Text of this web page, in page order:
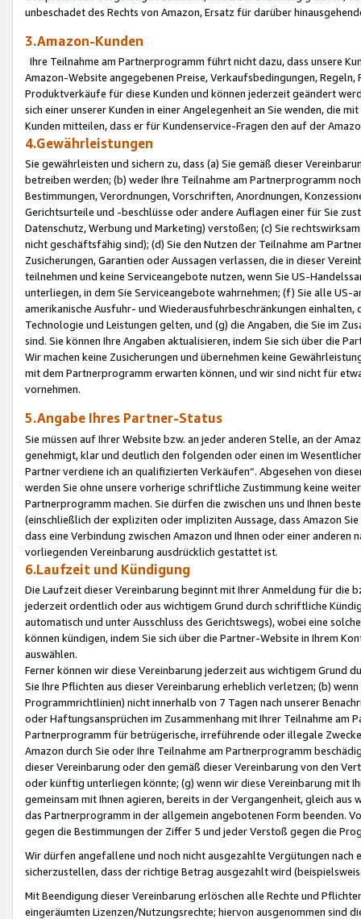
unbeschadet des Rechts von Amazon, Ersatz für darüber
3.Amazon-Kunden
Ihre Teilnahme am Partnerprogramm führt nicht dazu, dass unsere
Amazon-Website angegebenen Preise, Verkaufsbedingungen,
Produktverkäufe für diese Kunden und können jederzeit geändert
sich einer unserer Kunden in einer Angelegenheit an Sie wenden, die
Kunden mitteilen, dass er für Kundenservice-Fragen den auf der
4.Gewährleistungen
Sie gewährleisten und sichern zu, dass (a) Sie gemäß dieser
betreiben werden; (b) weder Ihre Teilnahme am Partnerprogramm
Bestimmungen, Verordnungen, Vorschriften, Anordnungen,
Gerichtsurteile und -beschlüsse oder andere Auflagen einer für Sie
Datenschutz, Werbung und Marketing) verstoßen; (c) Sie
nicht geschäftsfähig sind); (d) Sie den Nutzen der Teilnahme am
Zusicherungen, Garantien oder Aussagen verlassen, die in dieser
teilnehmen und keine Serviceangebote nutzen, wenn Sie US-
unterliegen, in dem Sie Serviceangebote wahrnehmen; (f) Sie alle
amerikanische Ausfuhr- und Wiederausfuhrbeschränkungen
Technologie und Leistungen gelten, und (g) die Angaben, die Sie im
sind. Sie können Ihre Angaben aktualisieren, indem Sie sich über die
Wir machen keine Zusicherungen und übernehmen keine
mit dem Partnerprogramm erwarten können, und wir sind nicht für
vornehmen.
5.Angabe Ihres Partner-Status
Sie müssen auf Ihrer Website bzw. an jeder anderen Stelle, an der
genehmigt, klar und deutlich den folgenden oder einen im
Partner verdiene ich an qualifizierten Verkäufen“. Abgesehen von
werden Sie ohne unsere vorherige schriftliche Zustimmung keine
Partnerprogramm machen. Sie dürfen die zwischen uns und Ihnen
(einschließlich der expliziten oder impliziten Aussage, dass Amazon
dass eine Verbindung zwischen Amazon und Ihnen oder einer
vorliegenden Vereinbarung ausdrücklich gestattet ist.
6.Laufzeit und Kündigung
Die Laufzeit dieser Vereinbarung beginnt mit Ihrer Anmeldung für die
jederzeit ordentlich oder aus wichtigem Grund durch schriftliche
automatisch und unter Ausschluss des Gerichtswegs), wobei eine
können kündigen, indem Sie sich über die Partner-Website in Ihrem
auswählen.
Ferner können wir diese Vereinbarung jederzeit aus wichtigem Grund
Sie Ihre Pflichten aus dieser Vereinbarung erheblich verletzen; (b)
Programmrichtlinien) nicht innerhalb von 7 Tagen nach unserer
oder Haftungsansprüchen im Zusammenhang mit Ihrer Teilnahme am
Partnerprogramm für betrügerische, irreführende oder illegale
Amazon durch Sie oder Ihre Teilnahme am Partnerprogramm
dieser Vereinbarung oder den gemäß dieser Vereinbarung von den
oder künftig unterliegen könnte; (g) wenn wir diese Vereinbarung mit
gemeinsam mit Ihnen agieren, bereits in der Vergangenheit, gleich
das Partnerprogramm in der allgemein angebotenen Form beenden.
gegen die Bestimmungen der Ziffer 5 und jeder Verstoß gegen die
Wir dürfen angefallene und noch nicht ausgezahlte Vergütungen
sicherzustellen, dass der richtige Betrag ausgezahlt wird
Mit Beendigung dieser Vereinbarung erlöschen alle Rechte und
eingeräumten Lizenzen/Nutzungsrechte; hiervon ausgenommen sind